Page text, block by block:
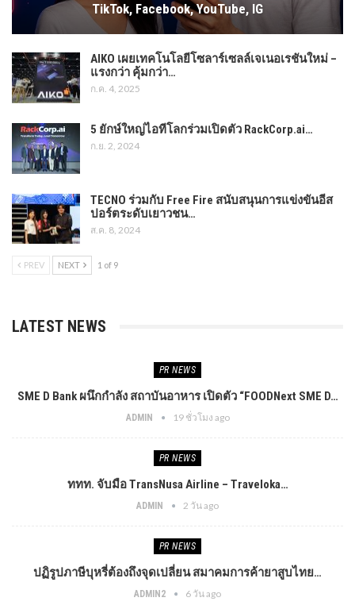
TikTok, Facebook, YouTube, IG
AIKO เผยเทคโนโลยีโซลาร์เซลล์เจเนอเรชันใหม่ –
แรงกว่า คุ้มกว่า…
ก.ค. 4, 2025
5 ยักษ์ใหญ่ไอทีโลกร่วมเปิดตัว RackCorp.ai…
ก.ย. 2, 2024
TECNO ร่วมกับ Free Fire สนับสนุนการแข่งขันอีส
ปอร์ตระดับเยาวชน…
ส.ค. 8, 2024
PREV NEXT 1 of 9
LATEST NEWS
PR​ NEWS
SME D Bank ผนึกกำลัง สถาบันอาหาร เปิดตัว “FOODNext SME D…
ADMIN 19 ชั่วโมง ago
PR​ NEWS
ททท. จับมือ TransNusa Airline – Traveloka…
ADMIN 2 วัน ago
PR​ NEWS
ปฏิรูปภาษีบุหรี่ต้องถึงจุดเปลี่ยน สมาคมการค้ายาสูบไทย…
ADMIN2 6 วัน ago